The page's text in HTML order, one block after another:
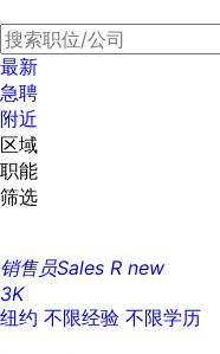
最新
急聘
附近
区域
职能
筛选
销售员Sales R new
3K
纽约 不限经验 不限学历